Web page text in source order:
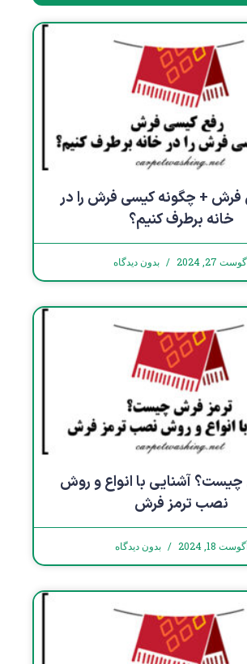
فرش + چگونه کیسی فرش را در
خانه برطرف کنیم؟
27, 2024 بدون دیدگاه
آشنایی با انواع و روش
نصب ترمز فرش
18, 2024 بدون دیدگاه